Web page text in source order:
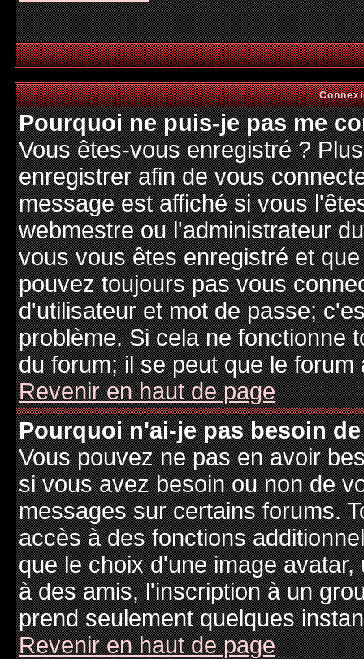
Pourquoi ne puis-je pas me
Vous êtes-vous enregistré ?
enregistrer afin de vous
message est affiché si vous
webmestre ou l'administrateur
vous vous êtes enregistré et
pouvez toujours pas vous
d'utilisateur et mot de passe;
problème. Si cela ne fonctionne
du forum; il se peut que le
Revenir en haut de page
Pourquoi n'ai-je pas besoin
Vous pouvez ne pas en avoir
si vous avez besoin ou non de
messages sur certains forums.
accès à des fonctions
que le choix d'une image
à des amis, l'inscription à un
prend seulement quelques
Revenir en haut de page